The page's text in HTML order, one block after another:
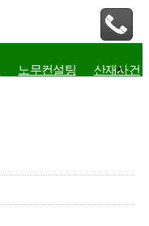
노무컨설팅 산재사건